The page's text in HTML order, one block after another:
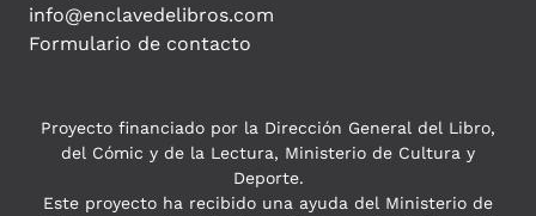
info@enclavedelibros.com
Formulario de contacto
Proyecto financiado por la Dirección General del Libro,
del Cómic y de la Lectura, Ministerio de Cultura y
Deporte.
Este proyecto ha recibido una ayuda del Ministerio de